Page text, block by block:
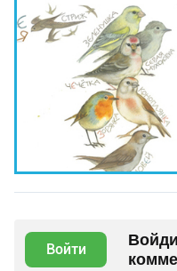
Войти